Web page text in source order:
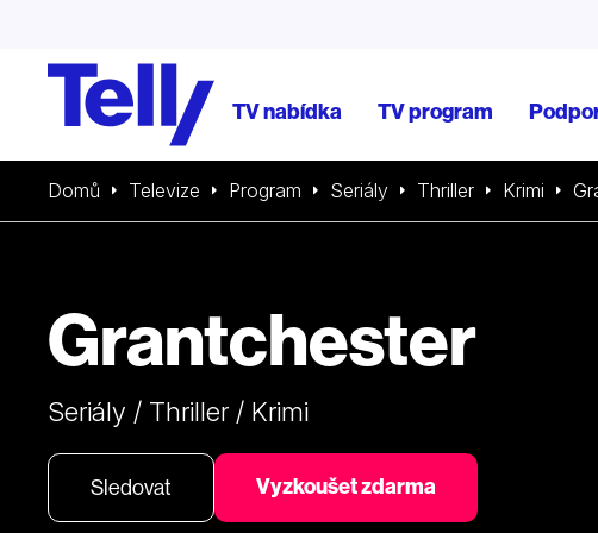
TV nabídka TV program
Domů Televize Program Seriály Thriller Krimi
Grantchester
Seriály / Thriller / Krimi
Sledovat Vyzkoušet zdarma